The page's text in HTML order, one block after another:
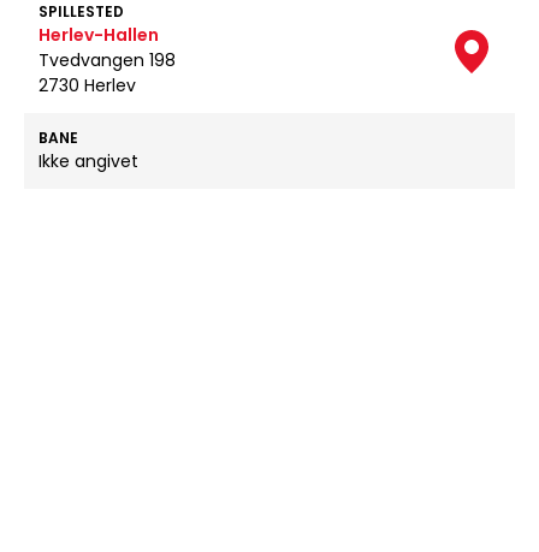
SPILLESTED
Herlev-Hallen
Tvedvangen 198
2730 Herlev
BANE
Ikke angivet